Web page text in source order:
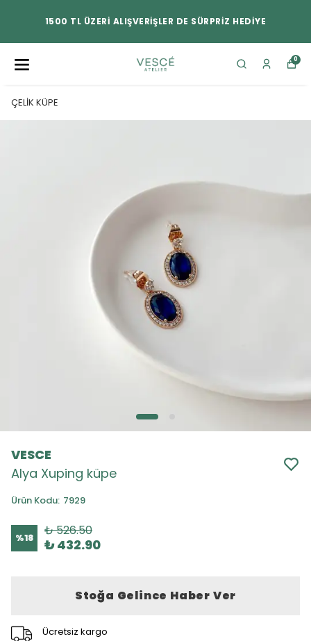
1500 TL ÜZERİ ALIŞVERİŞLER DE SÜRPRİZ HEDİYE
0
ÇELİK KÜPE
VESCE
Alya Xuping küpe
Ürün Kodu: 7929
%18 ₺ 526.50
₺ 432.90
Stoğa Gelince Haber Ver
Ücretsiz kargo